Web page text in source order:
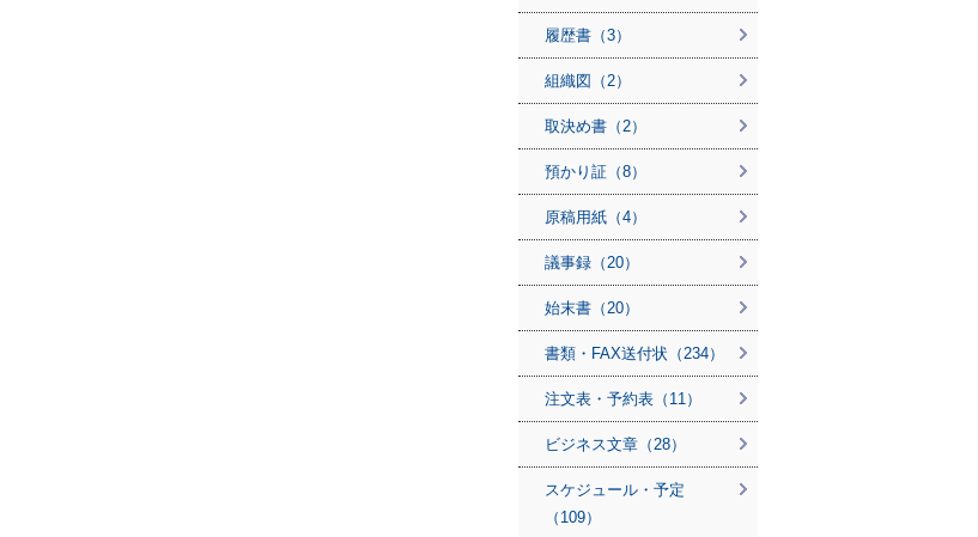
履歴書（3）
組織図（2）
取決め書（2）
預かり証（8）
原稿用紙（4）
議事録（20）
始末書（20）
書類・FAX送付状（234）
注文表・予約表（11）
ビジネス文章（28）
スケジュール・予定
（109）